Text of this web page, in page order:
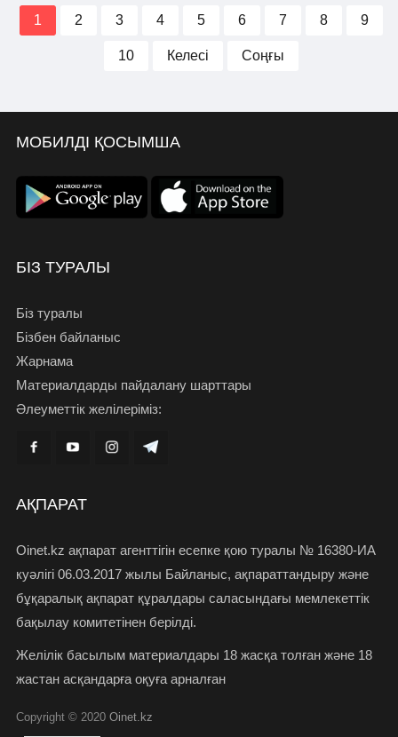
1 2 3 4 5 6 7 8 9
10 Келесі Соңғы
МОБИЛДІ ҚОСЫМША
БІЗ ТУРАЛЫ
Біз туралы
Бізбен байланыс
Жарнама
Материалдарды пайдалану шарттары
Әлеуметтік желілеріміз:
АҚПАРАТ
Oinet.kz ақпарат агенттігін есепке қою туралы № 16380-ИА
куәлігі 06.03.2017 жылы Байланыс, ақпараттандыру және
бұқаралық ақпарат құралдары саласындағы мемлекеттік
бақылау комитетінен берілді.
Желілік басылым материалдары 18 жасқа толған және 18
жастан асқандарға оқуға арналған
Copyright © 2020 Oinet.kz